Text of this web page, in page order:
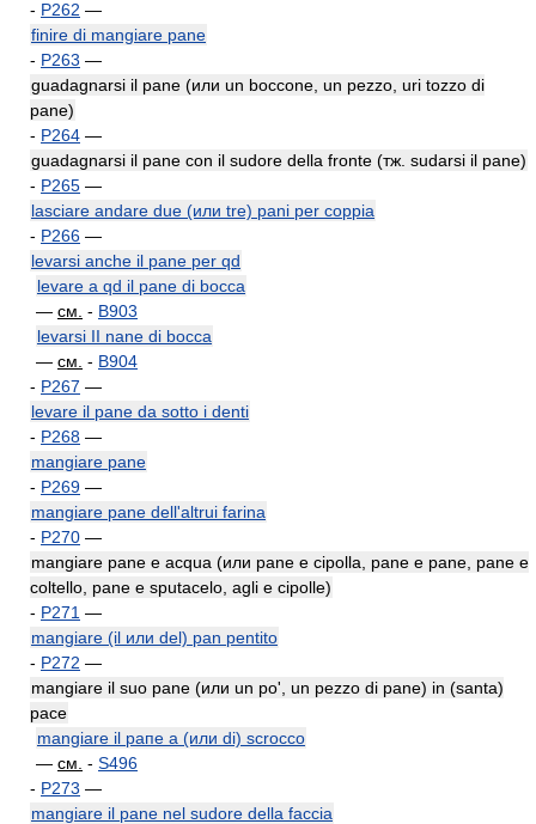
- P262 —
finire di mangiare pane
- P263 —
guadagnarsi il pane (или un boccone, un pezzo, uri tozzo di
pane)
- P264 —
guadagnarsi il pane con il sudore della fronte (тж. sudarsi il pane)
- P265 —
lasciare andare due (или tre) pani per coppia
- P266 —
levarsi anche il pane per qd
levare a qd il pane di bocca
— см. - B903
levarsi II nane di bocca
— см. - B904
- P267 —
levare il pane da sotto i denti
- P268 —
mangiare pane
- P269 —
mangiare pane dell'altrui farina
- P270 —
mangiare pane e acqua (или pane e cipolla, pane e pane, pane e
coltello, pane e sputacelo, agli e cipolle)
- P271 —
mangiare (il или del) pan pentito
- P272 —
mangiare il suo pane (или un po', un pezzo di pane) in (santa)
pace
mangiare il рапе а (или di) scrocco
— см. - S496
- P273 —
mangiare il pane nel sudore della faccia